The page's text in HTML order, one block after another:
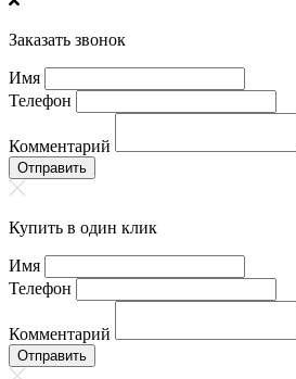
Заказать звонок
Имя
Телефон
Комментарий
Отправить
Купить в один клик
Имя
Телефон
Комментарий
Отправить